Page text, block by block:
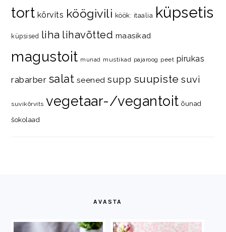
tort kõrvits köögivili köök: itaalia küpsetis
küpsised liha lihavõtted maasikad
magustoit munad mustikad pajaroog peet pirukas
rabarber salat seened supp suupiste suvi
suvikõrvits vegetaar-/vegantoit õunad
šokolaad
AVASTA